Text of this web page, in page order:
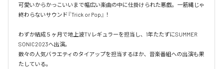
可愛いからかっこいいまで幅広い楽曲の中に仕掛けられた悪戯。一筋縄じゃ
終わらないサウンド『Trick or Pop』！
わずか結成５ヶ月で地上波TVレギュラーを担当し、1年たたずにSUMMER
SONIC2023へ出演。
数々の人気バラエティのタイアップを担当するほか、音楽番組への出演も果
たしている。